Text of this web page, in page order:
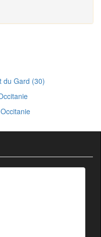
du Gard (30)